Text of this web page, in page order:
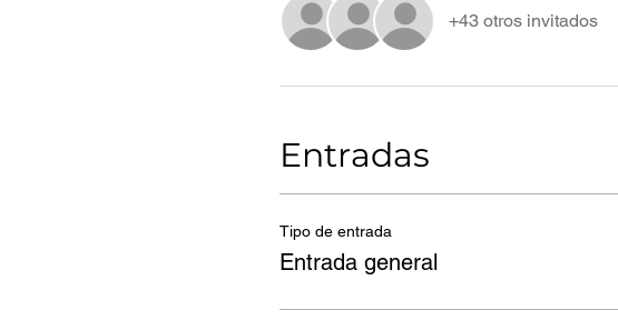
+43 otros invitados
Entradas
Tipo de entrada
Entrada general